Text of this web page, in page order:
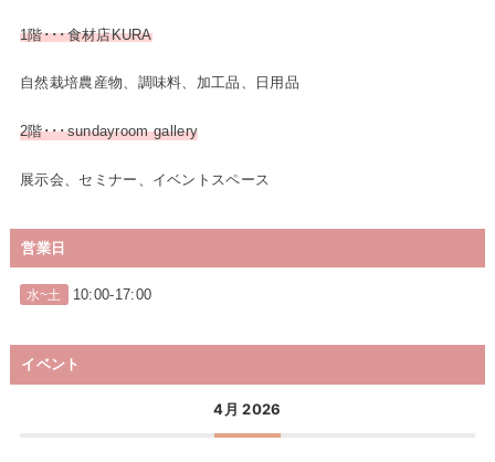
1階･･･食材店KURA
自然栽培農産物、調味料、加工品、日用品
2階･･･sundayroom gallery
展示会、セミナー、イベントスペース
営業日
水~土 10:00-17:00
イベント
4月 2026